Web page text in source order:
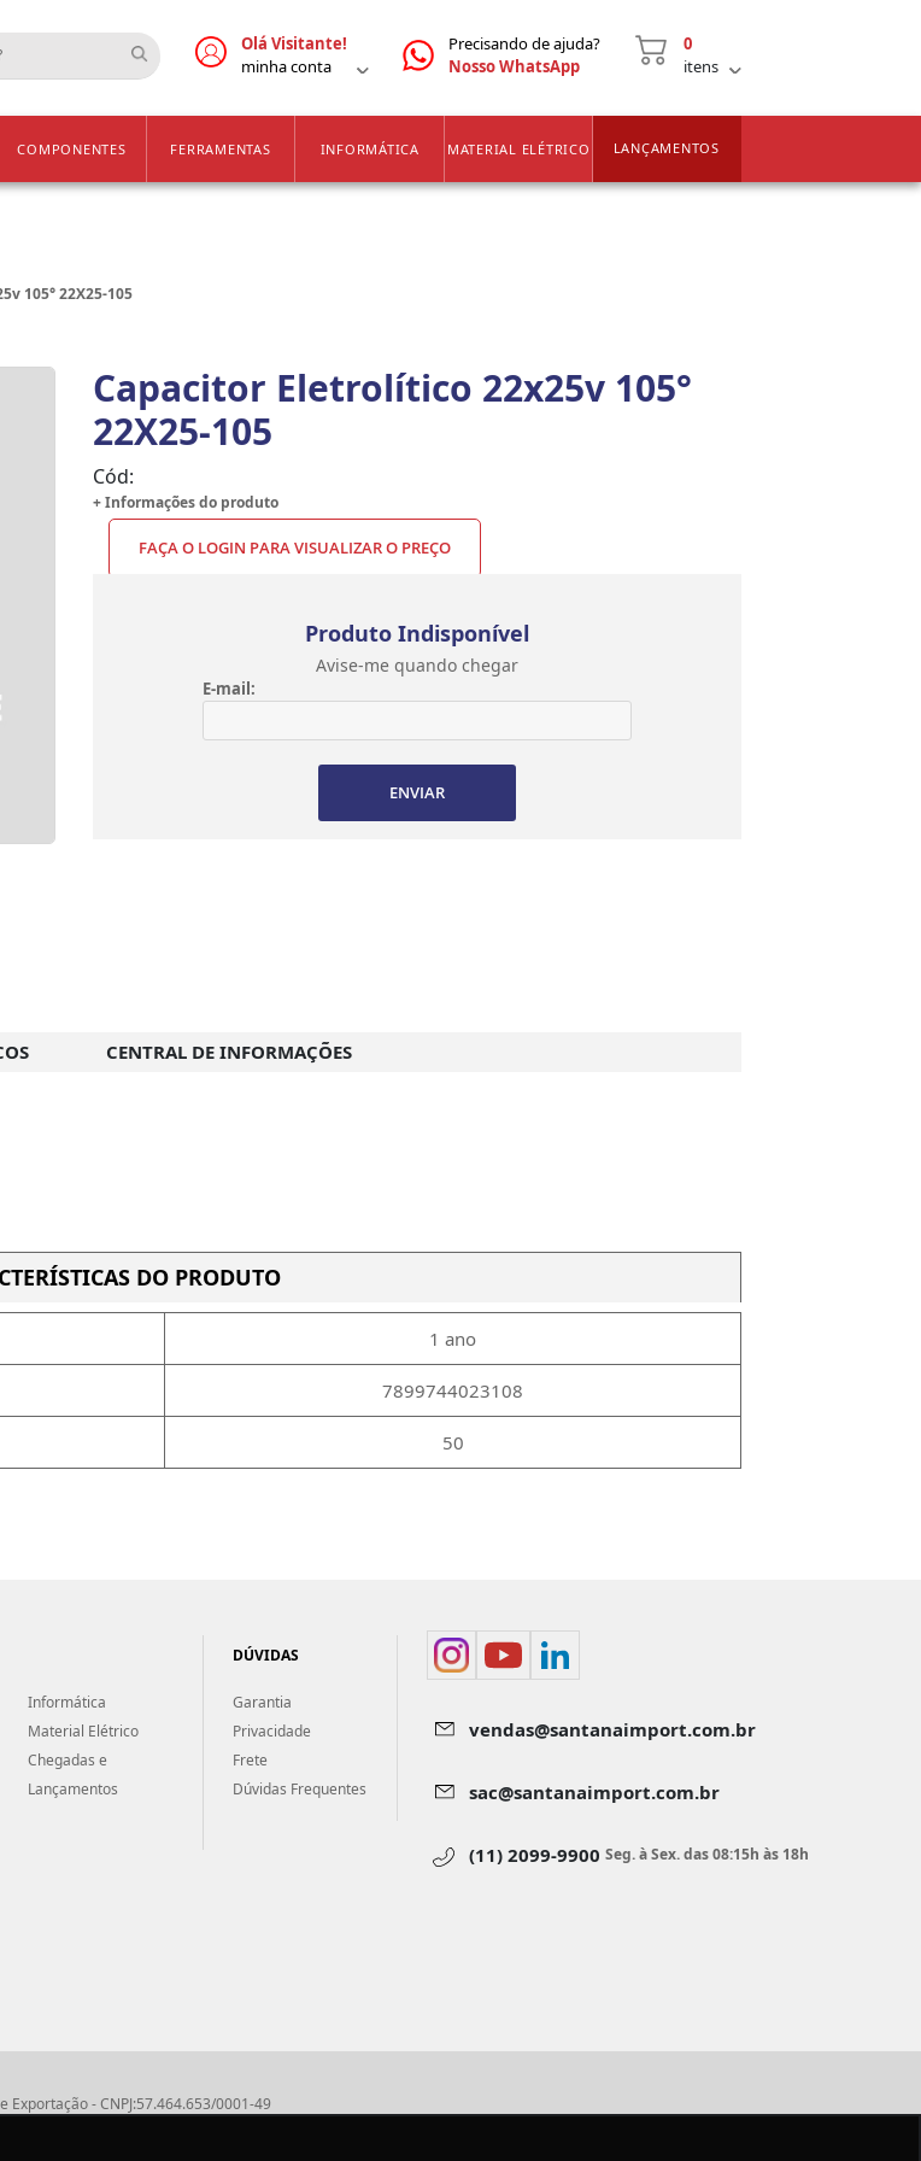
Olá Visitante!
minha conta
Precisando de ajuda?
Nosso WhatsApp
0
itens
COMPONENTES FERRAMENTAS INFORMÁTICA MATERIAL ELÉTRICO LANÇAMENTOS
105° 22X25-105
Capacitor Eletrolítico 22x25v 105°
22X25-105
Cód:
+ Informações do produto
FAÇA O LOGIN PARA VISUALIZAR O PREÇO
Produto Indisponível
Avise-me quando chegar
E-mail:
ENVIAR
CENTRAL DE INFORMAÇÕES
DO PRODUTO
1 ano
7899744023108
50
Informática
Material Elétrico
Chegadas e
Lançamentos
DÚVIDAS
Garantia
Privacidade
Frete
Dúvidas Frequentes
vendas@santanaimport.com.br
sac@santanaimport.com.br
(11) 2099-9900 Seg. à Sex. das 08:15h às 18h
Exportação - CNPJ:57.464.653/0001-49